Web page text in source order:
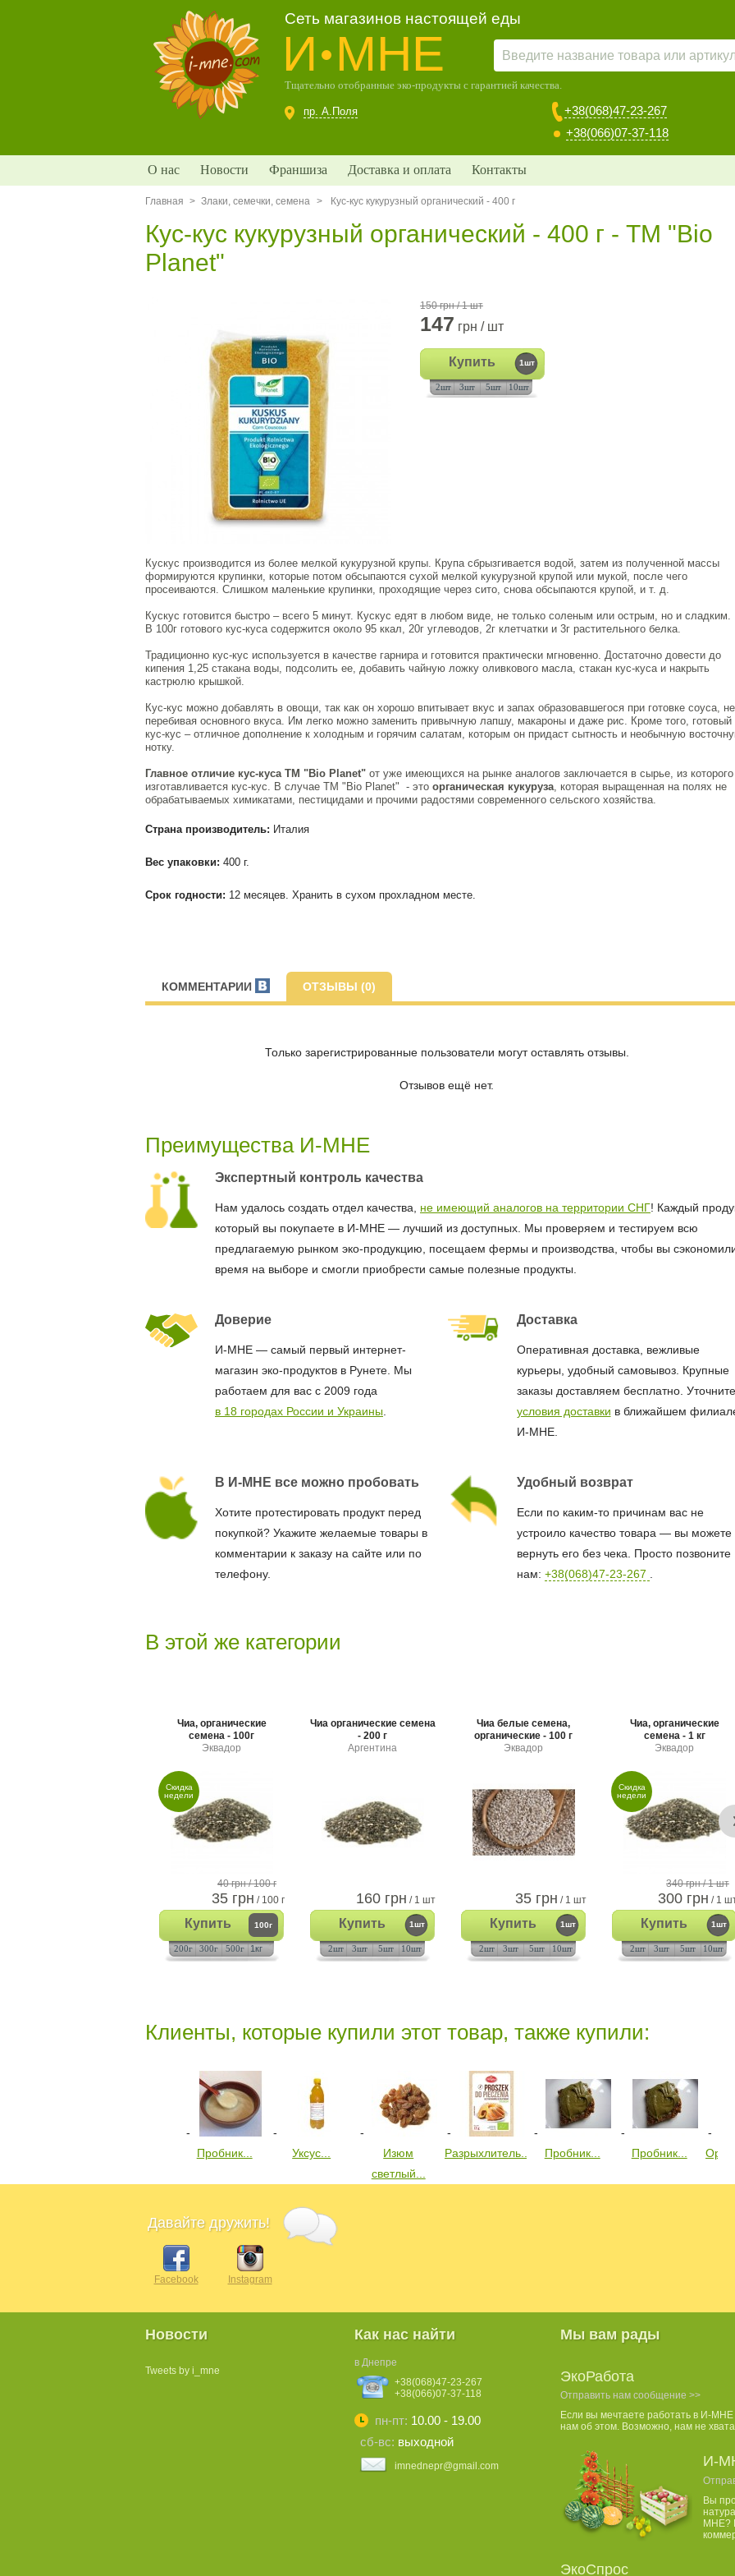
Сеть магазинов настоящей еды
И МНЕ
Тщательно отобранные эко-продукты с гарантией качества.
пр. А.Поля
+38(068)47-23-267
+38(066)07-37-118
О нас Новости Франшиза Доставка и оплата Контакты
Главная > Злаки, семечки, семена > Кус-кус кукурузный органический - 400 г
Кус-кус кукурузный органический - 400 г - TM "Bio
Planet"
150 грн / 1 шт
147 грн / шт
Купить 1шт
2шт 3шт 5шт 10шт
Кускус производится из более мелкой кукурузной крупы. Крупа сбрызгивается водой, затем из полученной массы
формируются крупинки, которые потом обсыпаются сухой мелкой кукурузной крупой или мукой, после чего
просеиваются. Слишком маленькие крупинки, проходящие через сито, снова обсыпаются крупой, и т. д.
Кускус готовится быстро – всего 5 минут. Кускус едят в любом виде, не только соленым или острым, но и сладким.
В 100г готового кус-куса содержится около 95 ккал, 20г углеводов, 2г клетчатки и 3г растительного белка.
Традиционно кус-кус используется в качестве гарнира и готовится практически мгновенно. Достаточно довести до
кипения 1,25 стакана воды, подсолить ее, добавить чайную ложку оливкового масла, стакан кус-куса и накрыть
кастрюлю крышкой.
Кус-кус можно добавлять в овощи, так как он хорошо впитывает вкус и запах образовавшегося при готовке соуса, не
перебивая основного вкуса. Им легко можно заменить привычную лапшу, макароны и даже рис. Кроме того, готовый
кус-кус – отличное дополнение к холодным и горячим салатам, которым он придаст сытность и необычную
нотку.
Главное отличие кус-куса ТМ "Bio Planet" от уже имеющихся на рынке аналогов заключается в сырье, из которого
изготавливается кус-кус. В случае ТМ "Bio Planet" - это органическая кукуруза, которая выращенная на полях не
обрабатываемых химикатами, пестицидами и прочими радостями современного сельского хозяйства.
Страна производитель: Италия
Вес упаковки: 400 г.
Срок годности: 12 месяцев. Хранить в сухом прохладном месте.
КОММЕНТАРИИ ОТЗЫВЫ (0)
Только зарегистрированные пользователи могут оставлять отзывы.
Отзывов ещё нет.
Преимущества И-МНЕ
Экспертный контроль качества
Нам удалось создать отдел качества, не имеющий аналогов на территории СНГ! Каждый
который вы покупаете в И-МНЕ — лучший из доступных. Мы проверяем и тестируем всю
предлагаемую рынком эко-продукцию, посещаем фермы и производства, чтобы вы
время на выборе и смогли приобрести самые полезные продукты.
Доверие
И-МНЕ — самый первый интернет-
магазин эко-продуктов в Рунете. Мы
работаем для вас с 2009 года
в 18 городах России и Украины
Доставка
Оперативная доставка, вежливые
курьеры, удобный самовывоз. Крупные
заказы доставляем бесплатно. Уточните
условия доставки в ближайшем
И-МНЕ.
В И-МНЕ все можно пробовать
Хотите протестировать продукт перед
покупкой? Укажите желаемые товары в
комментарии к заказу на сайте или по
телефону.
Удобный возврат
Если по каким-то причинам вас не
устроило качество товара — вы можете
вернуть его без чека. Просто позвоните
нам: +38(068)47-23-267
В этой же категории
Чиа, органические
семена - 100г
Эквадор
Скидка
недели
40 грн/ 100 г
35 грн / 100 г
Купить 100г
200г 300г 500г 1кг
Чиа органические семена
- 200 г
Аргентина
160 грн / 1 шт
Купить 1шт
2шт 3шт 5шт 10шт
Чиа белые семена,
органические - 100 г
Эквадор
35 грн / 1 шт
Купить 1шт
2шт 3шт 5шт 10шт
Чиа, органические
семена - 1 кг
Эквадор
Скидка
недели
340 грн/ 1 шт
300 грн / 1
Купить 1шт
2шт 3шт 5шт 10шт
Клиенты, которые купили этот товар, также купили:
Пробник... Уксус...
Изюм
светлый...
Разрыхлитель... Пробник... Пробник...
Давайте дружить!
Facebook Instagram
Новости
Tweets by i_mne
Как нас найти
в Днепре
+38(068)47-23-267
+38(066)07-37-118
пн-пт: 10.00 - 19.00
сб-вс: выходной
imnednepr@gmail.com
Мы вам рады
ЭкоРабота
Отправить нам сообщение >>
Если вы мечтаете работать в И-
нам об этом. Возможно, нам не
И-
Вы
МНЕ?
ЭкоСпрос